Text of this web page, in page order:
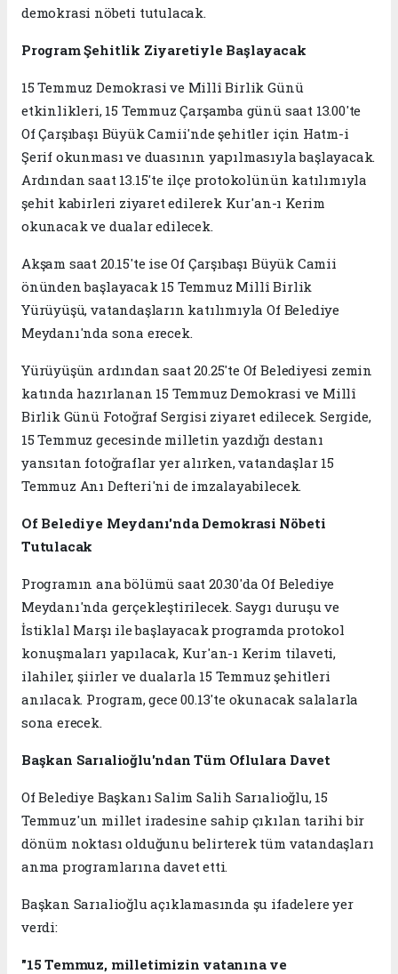
demokrasi nöbeti tutulacak.
Program Şehitlik Ziyaretiyle Başlayacak
15 Temmuz Demokrasi ve Millî Birlik Günü
etkinlikleri, 15 Temmuz Çarşamba günü saat 13.00'te
Of Çarşıbaşı Büyük Camii'nde şehitler için Hatm-i
Şerif okunması ve duasının yapılmasıyla başlayacak.
Ardından saat 13.15'te ilçe protokolünün katılımıyla
şehit kabirleri ziyaret edilerek Kur'an-ı Kerim
okunacak ve dualar edilecek.
Akşam saat 20.15'te ise Of Çarşıbaşı Büyük Camii
önünden başlayacak 15 Temmuz Millî Birlik
Yürüyüşü, vatandaşların katılımıyla Of Belediye
Meydanı'nda sona erecek.
Yürüyüşün ardından saat 20.25'te Of Belediyesi zemin
katında hazırlanan 15 Temmuz Demokrasi ve Millî
Birlik Günü Fotoğraf Sergisi ziyaret edilecek. Sergide,
15 Temmuz gecesinde milletin yazdığı destanı
yansıtan fotoğraflar yer alırken, vatandaşlar 15
Temmuz Anı Defteri'ni de imzalayabilecek.
Of Belediye Meydanı'nda Demokrasi Nöbeti
Tutulacak
Programın ana bölümü saat 20.30'da Of Belediye
Meydanı'nda gerçekleştirilecek. Saygı duruşu ve
İstiklal Marşı ile başlayacak programda protokol
konuşmaları yapılacak, Kur'an-ı Kerim tilaveti,
ilahiler, şiirler ve dualarla 15 Temmuz şehitleri
anılacak. Program, gece 00.13'te okunacak salalarla
sona erecek.
Başkan Sarıalioğlu'ndan Tüm Oflulara Davet
Of Belediye Başkanı Salim Salih Sarıalioğlu, 15
Temmuz'un millet iradesine sahip çıkılan tarihi bir
dönüm noktası olduğunu belirterek tüm vatandaşları
anma programlarına davet etti.
Başkan Sarıalioğlu açıklamasında şu ifadelere yer
verdi:
"15 Temmuz, milletimizin vatanına ve